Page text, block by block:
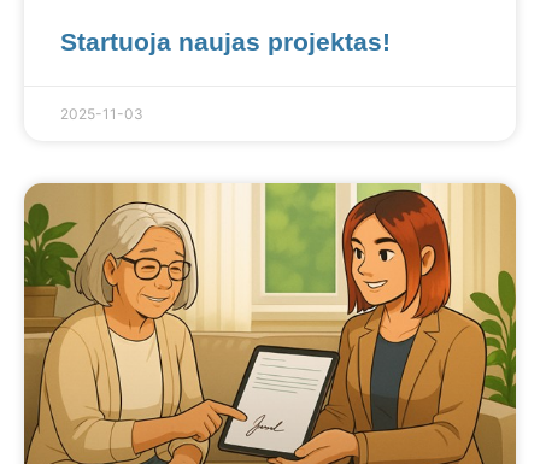
Startuoja naujas projektas!
2025-11-03